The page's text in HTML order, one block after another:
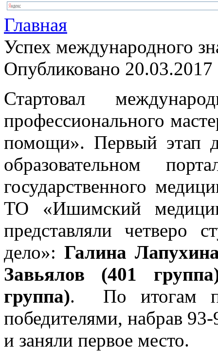
Главная
Успех международного
Опубликовано
Стартовал
профессионального
помощи». Первый этап
образовательном
государственного
ТО «Ишимский
представляли четверо
дело»: Галина
Завьялов (401
группа). По итогам
победителями, набрав
и заняли первое место.